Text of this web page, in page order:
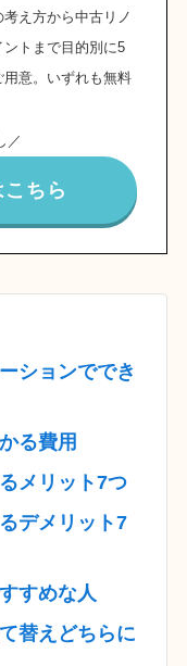
え方から中古リノ
トまで目的別に5
意。いずれも無料
／
ちら
ションででき
る費用
メリット7つ
デメリット7
すめな人
替えどちらに